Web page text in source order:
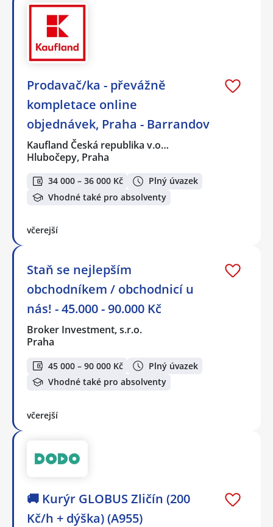
Prodavač/ka - převážně
kompletace online
objednávek, Praha - Barrandov
Kaufland Česká republika v.o…
Hlubočepy, Praha
34 000 – 36 000 Kč
Plný úvazek
Vhodné také pro absolventy
včerejší
Staň se nejlepším
obchodníkem / obchodnicí u
nás! - 45.000 - 90.000 Kč
Broker Investment, s.r.o.
Praha
45 000 – 90 000 Kč
Plný úvazek
Vhodné také pro absolventy
včerejší
🚚 Kurýr GLOBUS Zličín (200
Kč/h + dýška) (A955)